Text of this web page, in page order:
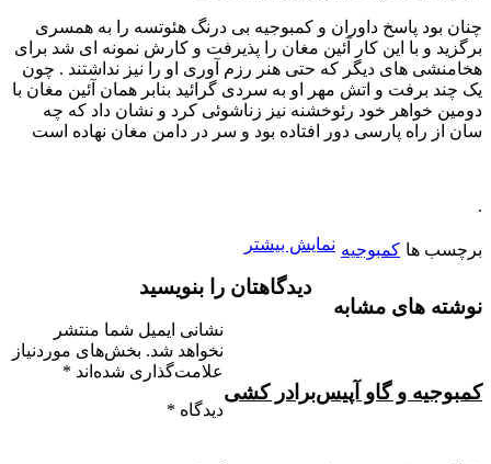
چنان بود پاسخ داوران و کمبوجیه بی درنگ هئوتسه را به همسری
برگزید و با این کار آئین مغان را پذیرفت و کارش نمونه ای شد برای
هخامنشی های دیگر که حتی هنر رزم آوری او را نیز نداشتند . چون
یک چند برفت و اتش مهر او به سردی گرائید بنابر همان آئین مغان با
دومین خواهر خود رئوخشنه نیز زناشوئی کرد و نشان داد که چه
سان از راه پارسی دور افتاده بود و سر در دامن مغان نهاده است
.
برچسب ها کمبوجیه نمایش بیشتر
نوشته های مشابه
کمبوجیه و گاو آپیسبرادر کشی
دیدگاهتان را بنویسید
نشانی ایمیل شما منتشر
نخواهد شد. بخش‌های موردنیاز
علامت‌گذاری شده‌اند *
دیدگاه *